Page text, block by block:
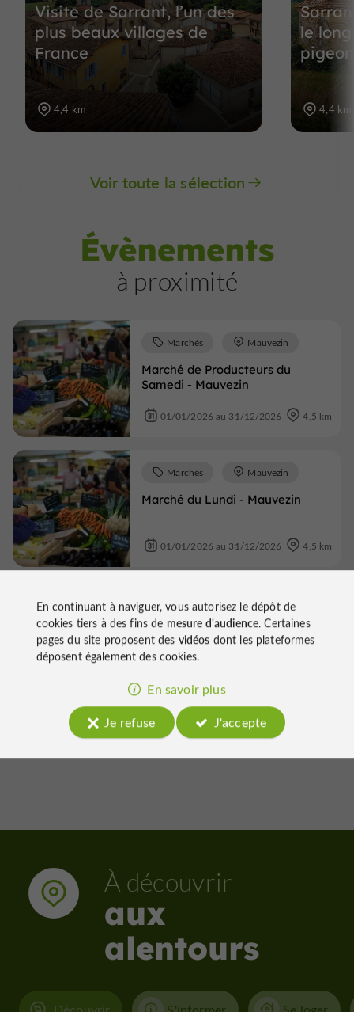
Visite de Sarrant, l’un des
plus beaux villages de
France
4,4 km
le
4,4 km
Voir toute la sélection
Évènements
à proximité
Marché de Producteurs du
Samedi - Mauvezin
Marchés Mauvezin
01/01/2026 au 31/12/2026 4,5 km
Marché du Lundi - Mauvezin
Marchés Mauvezin
01/01/2026 au 31/12/2026 4,5 km
Automnale de Monfort
Foires et Salons
Monfort
Voir tous les événements
À découvrir
aux
alentours
En continuant à naviguer, vous autorisez le dépôt de
cookies tiers à des fins de mesure d'audience. Certaines
pages du site proposent des vidéos dont les plateformes
déposent également des cookies.
En savoir plus
Je refuse
J'accepte